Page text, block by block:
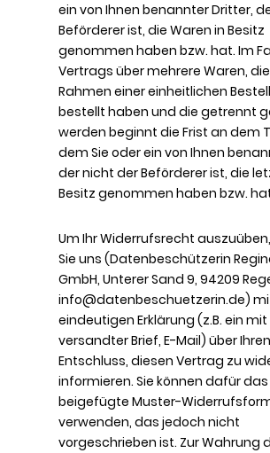
ein von Ihnen benannter Dritter,
Beförderer ist, die Waren in Besitz
genommen haben bzw. hat. Im
Vertrags über mehrere Waren, die
Rahmen einer einheitlichen
bestellt haben und die getrennt
werden beginnt die Frist an dem
dem Sie oder ein von Ihnen
der nicht der Beförderer ist, die
Besitz genommen haben bzw.
Um Ihr Widerrufsrecht
Sie uns (Datenbeschützerin
GmbH, Unterer Sand 9, 94209
info@datenbeschuetzerin.de)
eindeutigen Erklärung (z.B. ein
versandter Brief, E-Mail) über Ihren
Entschluss, diesen Vertrag zu
informieren. Sie können dafür das
beigefügte Muster-
verwenden, das jedoch nicht
vorgeschrieben ist. Zur Wahrung